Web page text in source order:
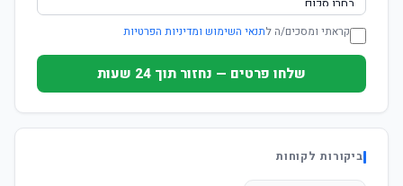
קראתי ומסכים/ה לתנאי השימוש ומדיניות הפרטיות
שלחו פרטים — נחזור תוך 24 שעות
ביקורות לקוחות